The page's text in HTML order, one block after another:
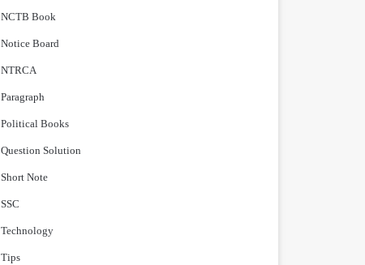
NCTB Book
Notice Board
NTRCA
Paragraph
Political Books
Question Solution
Short Note
‍SSC
Technology
Tips